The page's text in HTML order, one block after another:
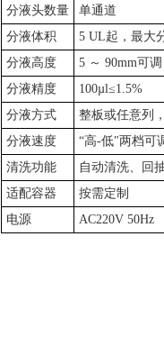
分液头数量
单通道
分液体积
5 UL起，最大
分液高度
5 ～ 90mm可调
分液精度
100µl≤1.5%
分液方式
整板或任意列
分液速度
“高-低"两档可
清洗功能
自动清洗、回
适配容器
按需定制
电源
AC220V 50Hz